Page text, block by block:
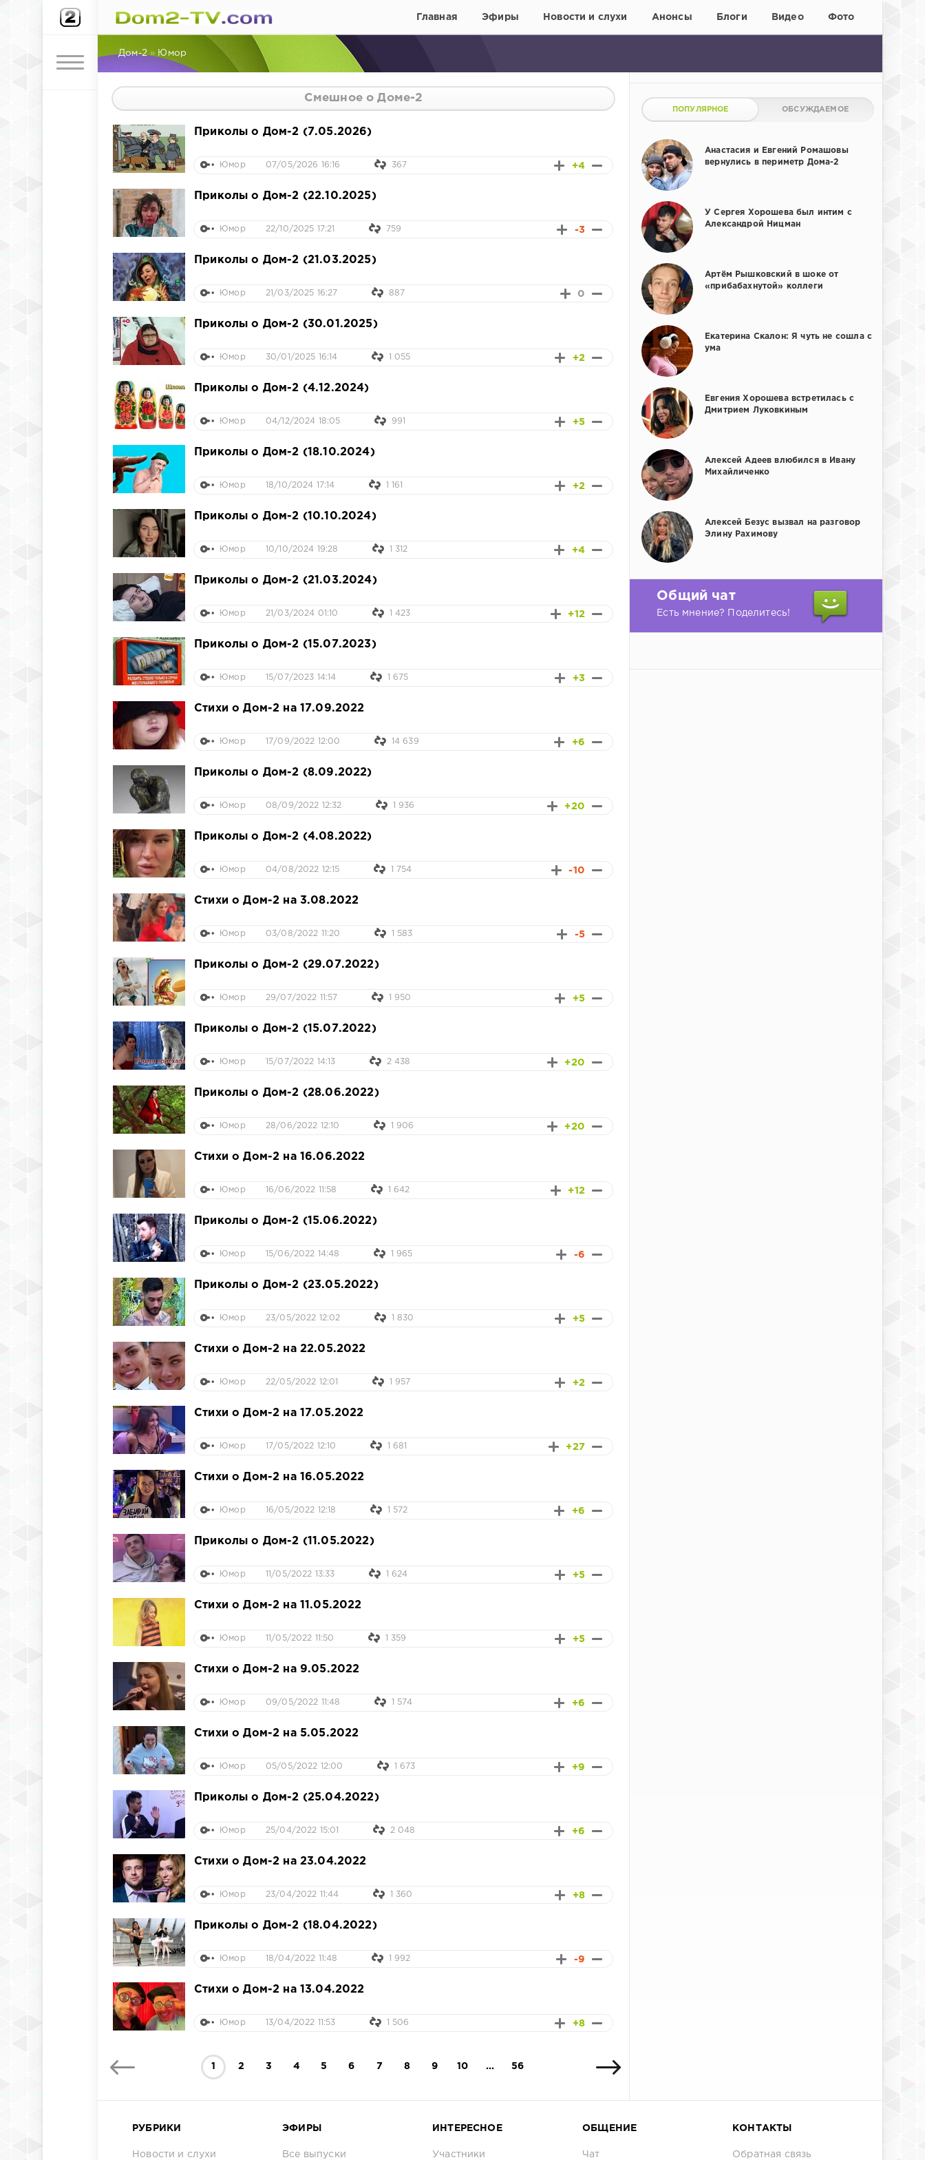
Главная Эфиры Новости и слухи Анонсы Блоги Видео Фото
Дом-2 » Юмор
Смешное о Доме-2
Приколы о Дом-2 (7.05.2026)
+4
Юмор 07/05/2026 16:16 367
Приколы о Дом-2 (22.10.2025)
-3
Юмор 22/10/2025 17:21 759
Приколы о Дом-2 (21.03.2025)
0
Юмор 21/03/2025 16:27 887
Приколы о Дом-2 (30.01.2025)
+2
Юмор 30/01/2025 16:14 1 055
Приколы о Дом-2 (4.12.2024)
+5
Юмор 04/12/2024 18:05 991
Приколы о Дом-2 (18.10.2024)
+2
Юмор 18/10/2024 17:14 1 161
Приколы о Дом-2 (10.10.2024)
+4
Юмор 10/10/2024 19:28 1 312
Приколы о Дом-2 (21.03.2024)
+12
Юмор 21/03/2024 01:10 1 423
Приколы о Дом-2 (15.07.2023)
+3
Юмор 15/07/2023 14:14 1 675
Стихи о Дом-2 на 17.09.2022
+6
Юмор 17/09/2022 12:00 14 639
Приколы о Дом-2 (8.09.2022)
+20
Юмор 08/09/2022 12:32 1 936
Приколы о Дом-2 (4.08.2022)
-10
Юмор 04/08/2022 12:15 1 754
Стихи о Дом-2 на 3.08.2022
-5
Юмор 03/08/2022 11:20 1 583
Приколы о Дом-2 (29.07.2022)
+5
Юмор 29/07/2022 11:57 1 950
Приколы о Дом-2 (15.07.2022)
+20
Юмор 15/07/2022 14:13 2 438
Приколы о Дом-2 (28.06.2022)
+20
Юмор 28/06/2022 12:10 1 906
Стихи о Дом-2 на 16.06.2022
+12
Юмор 16/06/2022 11:58 1 642
Приколы о Дом-2 (15.06.2022)
-6
Юмор 15/06/2022 14:48 1 965
Приколы о Дом-2 (23.05.2022)
+5
Юмор 23/05/2022 12:02 1 830
Стихи о Дом-2 на 22.05.2022
+2
Юмор 22/05/2022 12:01 1 957
Стихи о Дом-2 на 17.05.2022
+27
Юмор 17/05/2022 12:10 1 681
Стихи о Дом-2 на 16.05.2022
+6
Юмор 16/05/2022 12:18 1 572
Приколы о Дом-2 (11.05.2022)
+5
Юмор 11/05/2022 13:33 1 624
Стихи о Дом-2 на 11.05.2022
+5
Юмор 11/05/2022 11:50 1 359
Стихи о Дом-2 на 9.05.2022
+6
Юмор 09/05/2022 11:48 1 574
Стихи о Дом-2 на 5.05.2022
+9
Юмор 05/05/2022 12:00 1 673
Приколы о Дом-2 (25.04.2022)
+6
Юмор 25/04/2022 15:01 2 048
Стихи о Дом-2 на 23.04.2022
+8
Юмор 23/04/2022 11:44 1 360
Приколы о Дом-2 (18.04.2022)
-9
Юмор 18/04/2022 11:48 1 992
Стихи о Дом-2 на 13.04.2022
+8
Юмор 13/04/2022 11:53 1 506
1 2 3 4 5 6 7 8 9 10 ... 56
ПОПУЛЯРНОЕ ОБСУЖДАЕМОЕ
Анастасия и Евгений Ромашовы
вернулись в периметр Дома-2
У Сергея Хорошева был интим с
Александрой Ницман
Артём Рышковский в шоке от
«прибабахнутой» коллеги
Екатерина Скалон: Я чуть не сошла с
ума
Евгения Хорошева встретилась с
Дмитрием Луковкиным
Алексей Адеев влюбился в Ивану
Михайличенко
Алексей Безус вызвал на разговор
Элину Рахимову
Общий чат
Есть мнение? Поделитесь!
РУБРИКИ
Новости и слухи
ЭФИРЫ
Все выпуски
ИНТЕРЕСНОЕ
Участники
ОБЩЕНИЕ
Чат
КОНТАКТЫ
Обратная связь